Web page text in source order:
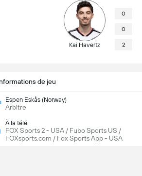
Kai Havertz
0
0
2
de jeu
Espen Eskås (Norway)
Arbitre
À la télé
FOX Sports 2 - USA / Fubo Sports US /
FOXsports.com / Fox Sports App - USA